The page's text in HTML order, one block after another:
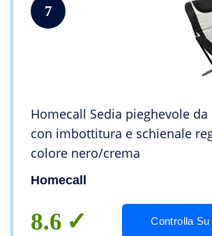
7
Homecall Sedia pieghevole
con imbottitura e schienale
colore nero/crema
Homecall
8.6 Controlla